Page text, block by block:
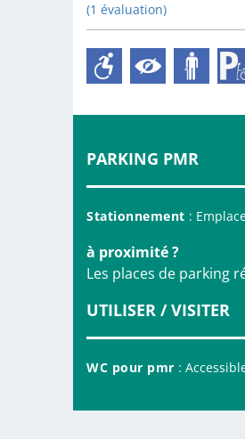
(1 évaluation)
PARKING PMR
Stationnement :
à proximité ?
Les places de parking
UTILISER / VISITER
WC pour pmr :